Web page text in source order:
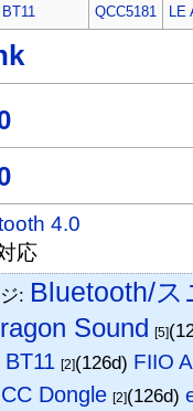
BT11 QCC5181 LE
4.0
応
: Bluetooth/
Sound [5]
BT11 [2](126d) FIIO
Dongle [2](126d)